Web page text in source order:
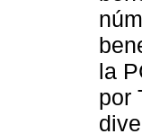
la
por